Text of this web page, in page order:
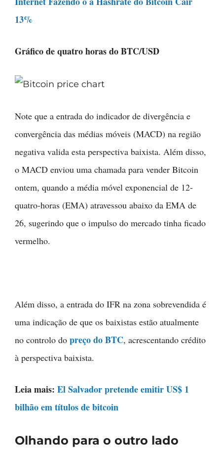
13%
Gráfico de quatro horas do BTC/USD
Note que a entrada do indicador de divergência e
convergência das médias móveis (MACD) na região
negativa valida esta perspectiva baixista. Além disso,
o MACD enviou uma chamada para vender Bitcoin
ontem, quando a média móvel exponencial de 12-
quatro-horas (EMA) atravessou abaixo da EMA de
26, sugerindo que o impulso do mercado tinha ficado
vermelho.
Além disso, a entrada do IFR na zona sobrevendida é
uma indicação de que os baixistas estão atualmente
no controlo do preço do BTC, acrescentando crédito
à perspectiva baixista.
Leia mais: El Salvador pretende emitir US$ 1
bilhão em títulos de bitcoin
Olhando para o outro lado